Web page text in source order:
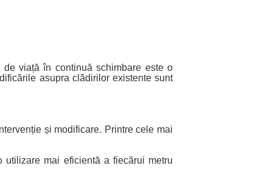
viață în continuă schimbare este o
asupra clădirilor existente sunt
și modificare. Printre cele mai
utilizare mai eficientă a fiecărui metru